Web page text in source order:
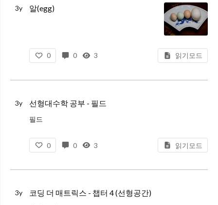
3y 알(egg)
0 0 3 읽기모드
3y 선형대수학 공부 - 필드
필드
1. 덧셈에 대한 결합 법칙: a + (b + c) = (a
0 0 3 읽기모드
3y 코딩 더 매트릭스 - 챕터 4 (선형공간)